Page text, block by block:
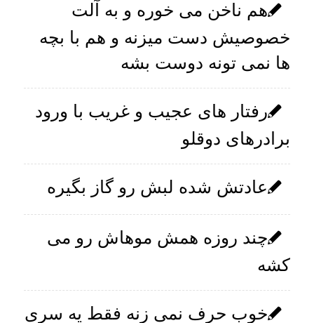
هم ناخن می خوره و به آلت
خصوصیش دست میزنه و هم با بچه
ها نمی تونه دوست بشه
رفتار های عجیب و غریب با ورود
برادرهای دوقلو
عادتش شده لبش رو گاز بگیره
چند روزه همش موهاش رو می
کشه
خوب حرف نمی زنه فقط یه سری